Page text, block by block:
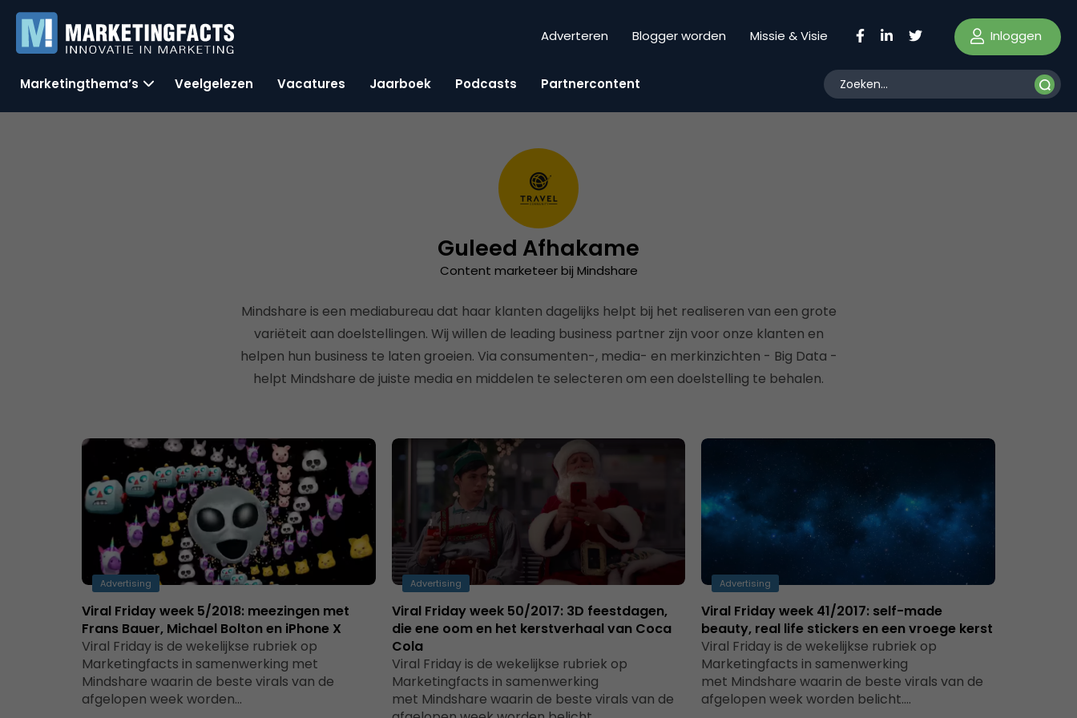
Adverteren Blogger worden Missie & Visie Inloggen
Marketingthema’s Veelgelezen Vacatures Jaarboek Podcasts Partnercontent
Guleed Afhakame
Content marketeer bij Mindshare
Mindshare is een mediabureau dat haar klanten dagelijks helpt bij het realiseren van een grote
variëteit aan doelstellingen. Wij willen de leading business partner zijn voor onze klanten en
helpen hun business te laten groeien. Via consumenten-, media- en merkinzichten - Big Data -
helpt Mindshare de juiste media en middelen te selecteren om een doelstelling te behalen.
Advertising
Viral Friday week 5/2018: meezingen met
Frans Bauer, Michael Bolton en iPhone X
Viral Friday is de wekelijkse rubriek op
Marketingfacts in samenwerking met
Mindshare waarin de beste virals van de
afgelopen week worden…
Advertising
Viral Friday week 50/2017: 3D feestdagen,
die ene oom en het kerstverhaal van Coca
Cola
Viral Friday is de wekelijkse rubriek op
Marketingfacts in samenwerking
met Mindshare waarin de beste virals van de
Advertising
Viral Friday week 41/2017: self-made
beauty, real life stickers en een vroege kerst
Viral Friday is de wekelijkse rubriek op
Marketingfacts in samenwerking
met Mindshare waarin de beste virals van de
afgelopen week worden belicht.…